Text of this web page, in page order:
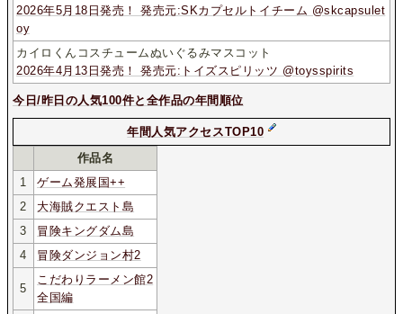
2026年5月18日発売！ 発売元:SKカプセルトイチーム @skcapsulet
oy
カイロくんコスチュームぬいぐるみマスコット
2026年4月13日発売！ 発売元:トイズスピリッツ @toysspirits
今日/昨日の人気100件と全作品の年間順位
年間人気アクセスTOP10
作品名
1
ゲーム発展国++
2
大海賊クエスト島
3
冒険キングダム島
4
冒険ダンジョン村2
5
こだわりラーメン館2
全国編